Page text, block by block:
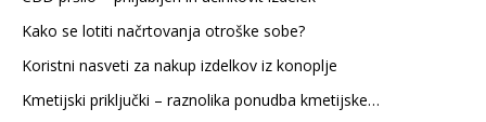
Kako se lotiti načrtovanja otroške sobe?
Koristni nasveti za nakup izdelkov iz konoplje
Kmetijski priključki – raznolika ponudba kmetijske…